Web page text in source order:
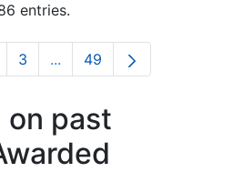
entries.
Page
3 ...Intermediate Pages Use
Page
49
on past